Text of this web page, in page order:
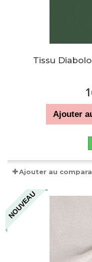
Tissu
Ajouter
Ajouter au
NOUVEAU